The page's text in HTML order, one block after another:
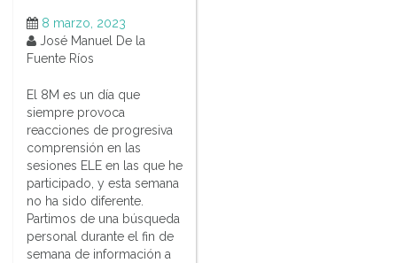
8 marzo, 2023
José Manuel De la
Fuente Ríos
El 8M es un día que
siempre provoca
reacciones de progresiva
comprensión en las
sesiones ELE en las que he
participado, y esta semana
no ha sido diferente.
Partimos de una búsqueda
personal durante el fin de
semana de información a